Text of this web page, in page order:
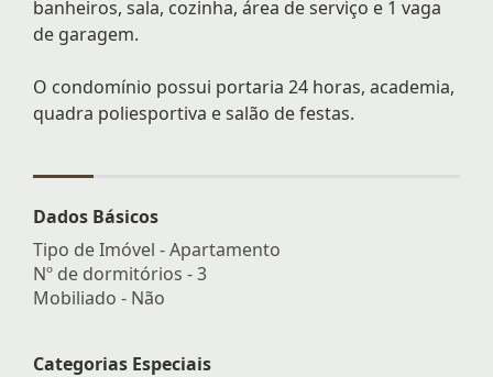
banheiros, sala, cozinha, área de serviço e 1 vaga
de garagem.
O condomínio possui portaria 24 horas, academia,
quadra poliesportiva e salão de festas.
Dados Básicos
Tipo de Imóvel - Apartamento
Nº de dormitórios - 3
Mobiliado - Não
Categorias Especiais